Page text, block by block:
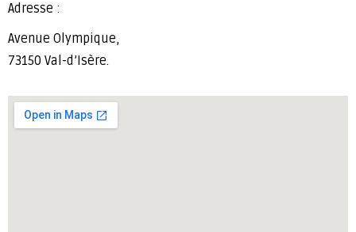
Adresse :
Avenue Olympique,
73150 Val-d’Isère.